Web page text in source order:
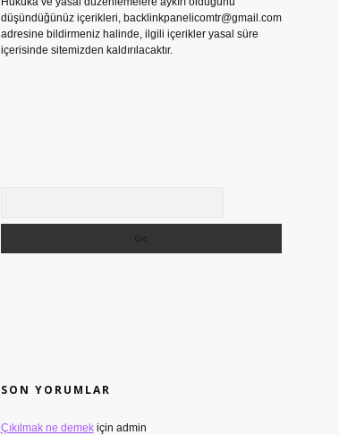
düşündüğünüz içerikleri, backlinkpanelicomtr@gmail.com
adresine bildirmeniz halinde, ilgili içerikler yasal süre
içerisinde sitemizden kaldırılacaktır.
SON YORUMLAR
Çıkılmak ne demekiçin admin